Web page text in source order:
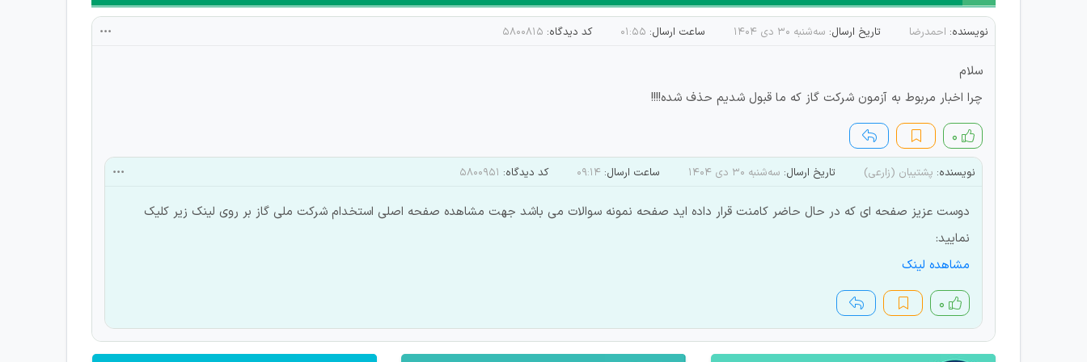
نویسنده: احمدرضا تاریخ ارسال: سه‌شنبه ۳۰ دی ۱۴۰۴ ساعت ارسال: ۰۱:۵۵ کد دیدگاه: ۵۸۰۰۸۱۵
سلام
چرا اخبار مربوط به آزمون شرکت گاز که ما قبول شدیم حذف شده!!!!
۰
نویسنده: پشتیبان (زارعی) تاریخ ارسال: سه‌شنبه ۳۰ دی ۱۴۰۴ ساعت ارسال: ۰۹:۱۴ کد دیدگاه: ۵۸۰۰۹۵۱
دوست عزیز صفحه ای که در حال حاضر کامنت قرار داده اید صفحه نمونه سوالات می باشد جهت مشاهده صفحه اصلی استخدام شرکت ملی گاز بر روی لینک زیر کلیک
نمایید:
مشاهده لینک
۰